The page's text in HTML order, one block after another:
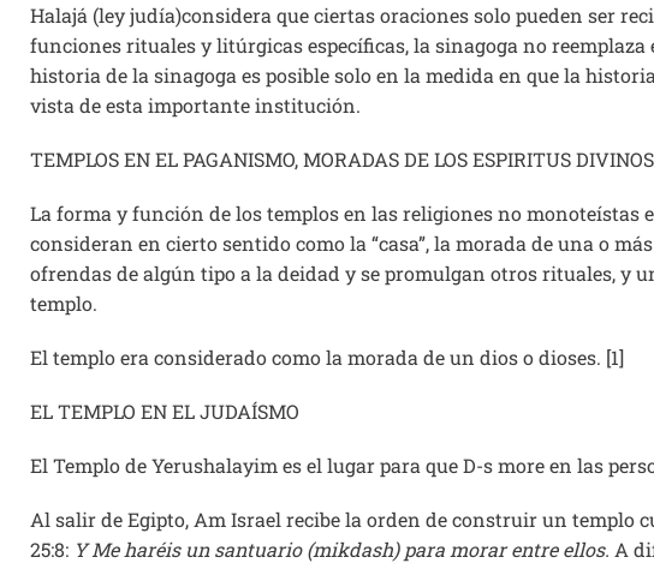
Halajá (ley judía)considera que ciertas oraciones solo pueden ser
funciones rituales y litúrgicas específicas, la sinagoga no
historia de la sinagoga es posible solo en la medida en que la
vista de esta importante institución.
TEMPLOS EN EL PAGANISMO, MORADAS DE LOS ESPIRITUS DIVINOS
La forma y función de los templos en las religiones no monoteístas
consideran en cierto sentido como la “casa”, la morada de una o
ofrendas de algún tipo a la deidad y se promulgan otros rituales, y
templo.
El templo era considerado como la morada de un dios o dioses. [1]
EL TEMPLO EN EL JUDAÍSMO
El Templo de Yerushalayim es el lugar para que D-s more en las
Al salir de Egipto, Am Israel recibe la orden de construir un templo
25:8: Y Me haréis un santuario (mikdash) para morar entre ellos. A